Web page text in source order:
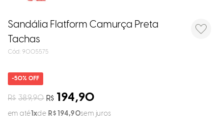
Sandália Flatform Camurça Preta
Tachas
: 9005575
50%
R$ 389,90 R$ 194,90
em até 1 R$ 194,90sem juros